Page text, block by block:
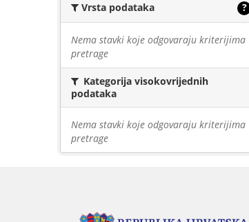
Vrsta podataka ?
Nema stavki koje odgovaraju kriterijima
pretrage
Kategorija visokovrijednih
podataka
Nema stavki koje odgovaraju kriterijima
pretrage